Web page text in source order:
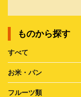
ものから探す
すべて
お米・パン
フルーツ類